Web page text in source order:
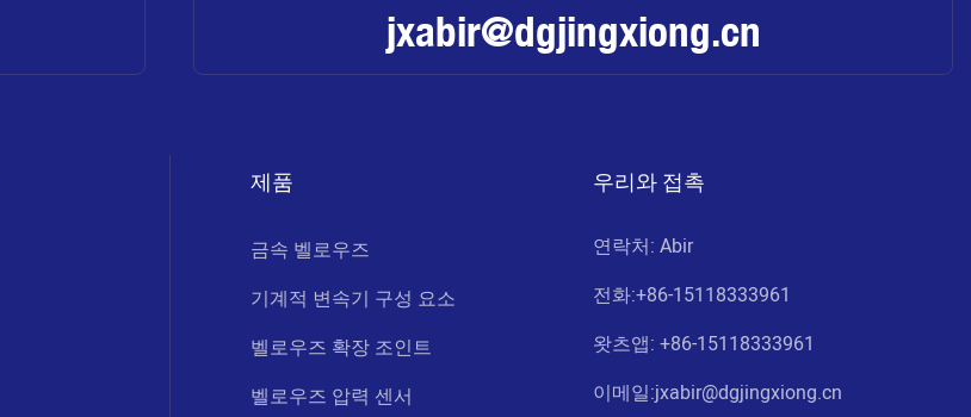
jxabir@dgjingxiong.cn
제품
금속 벨로우즈
기계적 변속기 구성 요소
벨로우즈 확장 조인트
벨로우즈 압력 센서
우리와 접촉
연락처: Abir
전화:+86-15118333961
왓츠앱: +86-15118333961
이메일:jxabir@dgjingxiong.cn